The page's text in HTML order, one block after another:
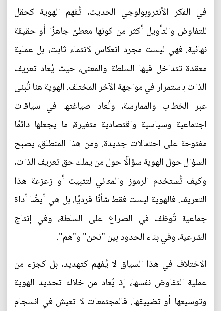
في الفكر الأنثروبولوجي الحديث، تُفهم الهوية كحقل
للتفاوض والتأويل أكثر من كونها معطىً جاهزًا أو حقيقة
نهائية. فهي ليست مجرد انعكاس لانتماء ثابت، بل عملية
معقدة تتداخل فيها السلطة والمعنى، حيث يُعاد تعريف
الذات باستمرار في مواجهة الآخر المختلف. الهوية هنا تُبنى
عبر الخطاب والممارسة، وتُعاد صياغتها في سياقات
اجتماعية وسياسية واقتصادية متغيرة، ما يجعلها دائمًا
مفتوحة على احتمالات جديدة. ومن هذا المنطلق، يصبح
السؤال حول الهوية سؤالًا حول من يملك حق تعريف الذات،
وكيف تُستخدم الرموز والمعاني لتثبيت أو زعزعة هذا
التعريف. فالهوية ليست فقط شأنًا فرديًا، بل هي أيضًا أداة
جماعية تُوظف في الصراع على السلطة، وفي إنتاج
الشرعية، وفي بناء الحدود بين "نحن" و"هم".
الاختلاف في هذا السياق لا يُفهم كتهديد، بل كجزء من
عملية التفاوض نفسها، إذ يُعاد من خلاله تحديد الهوية
وتوسيعها أو تضييقها. فالمجتمعات لا تعيش في انسجام